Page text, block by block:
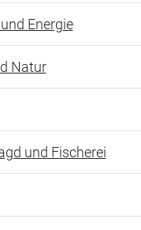
Energie
Natur
und Fischerei